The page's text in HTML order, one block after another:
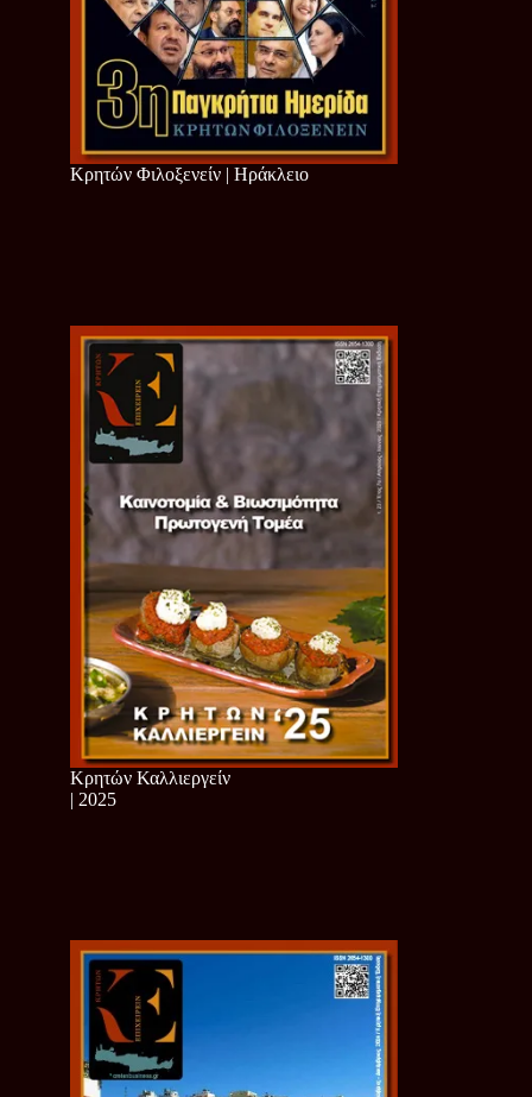
Κρητών Φιλοξενείν | Ηράκλειο
Κρητών Καλλιεργείν
| 2025